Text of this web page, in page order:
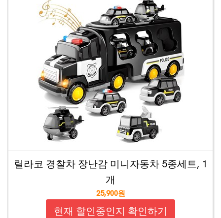
릴라코 경찰차 장난감 미니자동차 5종세트, 1
개
25,900원
현재 할인중인지 확인하기